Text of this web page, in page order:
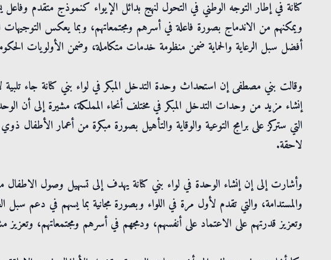
كنانة في إطار التوجه الوطني في التحول لنهج بدائل الإيواء كنموذج متقدم
ويمكنهم من الاندماج بصورة فاعلة في أسرهم ومجتمعاتهم، وبما يعكس التوجيهات
أفضل سبل الرعاية والحماية ضمن منظومة خدمات متكاملة، وضمن الأولويات
وقالت بني مصطفى إن استحداث وحدة التدخل المبكر في لواء بني كنانة جاء تلبية
إنشاء مزيد من وحدات التدخل المبكر في مختلف أنحاء المملكة، مشيرة إلى
التي ستركز على برامج التوعية والوقاية والتأهيل بصورة مبكرة من أعمار الأطفال
لاحقة.
وأشارت إلى إن إنشاء الوحدة في لواء بني كنانة يهدف إلى تسهيل وصول الاطفال
والمستدامة، والتي تقدم لأول مرة في اللواء وبصورة مجانية بما يسهم في دعم
وتعزيز قدرتهم على الاعتماد على أنفسهم، ودمجهم في أسرهم ومجتمعاتهم، وتعزيز